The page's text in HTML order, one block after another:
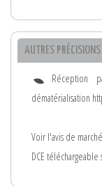
AUTRES PRÉCISIONS
Réception
dématérialisation
Voir l'avis de
DCE